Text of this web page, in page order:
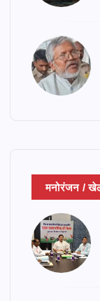
मनोरंजन /